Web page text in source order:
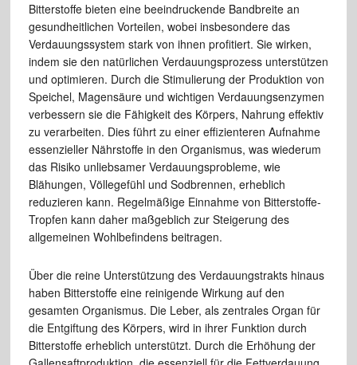
Bitterstoffe bieten eine beeindruckende Bandbreite an
gesundheitlichen Vorteilen, wobei insbesondere das
Verdauungssystem stark von ihnen profitiert. Sie wirken,
indem sie den natürlichen Verdauungsprozess unterstützen
und optimieren. Durch die Stimulierung der Produktion von
Speichel, Magensäure und wichtigen Verdauungsenzymen
verbessern sie die Fähigkeit des Körpers, Nahrung effektiv
zu verarbeiten. Dies führt zu einer effizienteren Aufnahme
essenzieller Nährstoffe in den Organismus, was wiederum
das Risiko unliebsamer Verdauungsprobleme, wie
Blähungen, Völlegefühl und Sodbrennen, erheblich
reduzieren kann. Regelmäßige Einnahme von Bitterstoffe-
Tropfen kann daher maßgeblich zur Steigerung des
allgemeinen Wohlbefindens beitragen.
Über die reine Unterstützung des Verdauungstrakts hinaus
haben Bitterstoffe eine reinigende Wirkung auf den
gesamten Organismus. Die Leber, als zentrales Organ für
die Entgiftung des Körpers, wird in ihrer Funktion durch
Bitterstoffe erheblich unterstützt. Durch die Erhöhung der